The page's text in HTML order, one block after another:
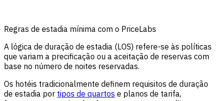
Regras de estadia mínima com o PriceLabs
A lógica de duração de estadia (LOS) refere-se às políticas
que variam a precificação ou a aceitação de reservas com
base no número de noites reservadas.
Os hotéis tradicionalmente definem requisitos de duração
de estadia por tipos de quartos e planos de tarifa,